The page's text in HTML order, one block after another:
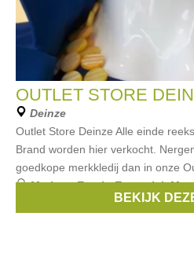
OUTLET STORE
Deinze
Outlet Store Deinze Alle einde
Brand worden hier verkocht.
goedkope merkkledij dan in onze
Merken:Esprit,Essentiel,Mer
BEKIJK